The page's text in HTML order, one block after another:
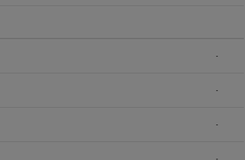
-
-
-